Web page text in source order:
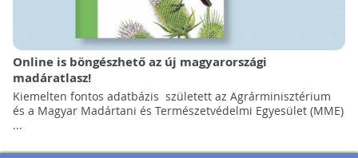
Online is böngészhető az új magyarországi
madáratlasz!
Kiemelten fontos adatbázis született az Agrárminisztérium
és a Magyar Madártani és Természetvédelmi Egyesület (MME)
...